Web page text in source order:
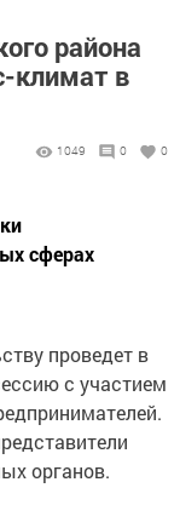
района
климат в
1049 0 0
сферах
проведет в
с участием
органов.